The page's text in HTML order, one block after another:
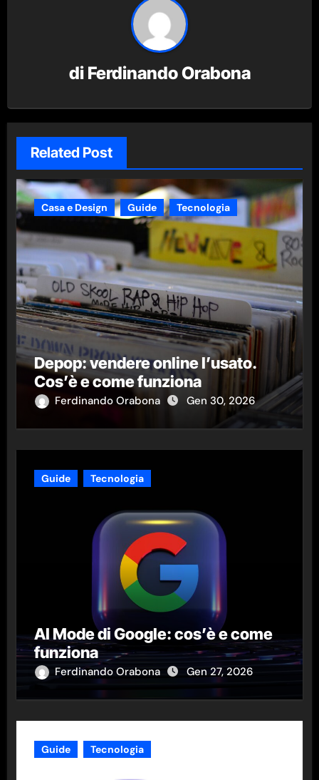
di Ferdinando Orabona
Related Post
Casa e Design Guide Tecnologia
Depop: vendere online l’usato.
Cos’è e come funziona
Ferdinando Orabona Gen 30, 2026
Guide Tecnologia
AI Mode di Google: cos’è e come
funziona
Ferdinando Orabona Gen 27, 2026
Guide Tecnologia